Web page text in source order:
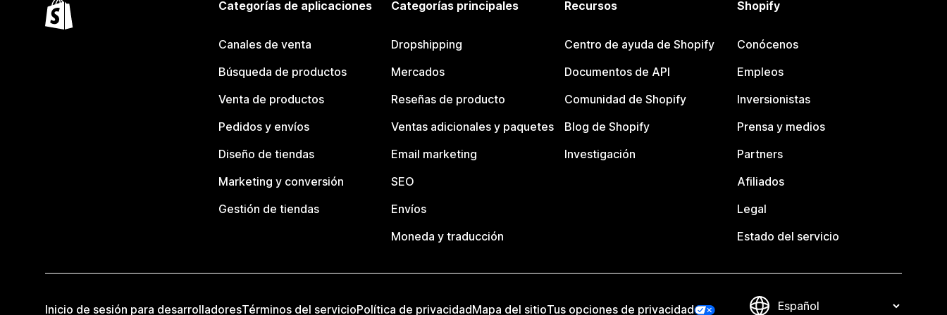
Categorías de aplicaciones
Canales de venta
Búsqueda de productos
Venta de productos
Pedidos y envíos
Diseño de tiendas
Marketing y conversión
Gestión de tiendas
Categorías principales
Dropshipping
Mercados
Reseñas de producto
Ventas adicionales y paquetes
Email marketing
SEO
Envíos
Moneda y traducción
Recursos
Centro de ayuda de Shopify
Documentos de API
Comunidad de Shopify
Blog de Shopify
Investigación
Shopify
Conócenos
Empleos
Inversionistas
Prensa y medios
Partners
Afiliados
Legal
Estado del servicio
Inicio de sesión para desarrolladoresTérminos del servicioPolítica de privacidadMapa del sitioTus opciones de privacidad